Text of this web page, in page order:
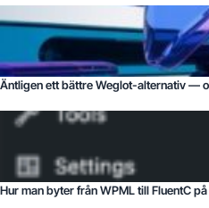
Äntligen ett bättre Weglot-alternativ —
Hur man byter från WPML till FluentC